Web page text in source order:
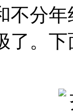
不分
了。